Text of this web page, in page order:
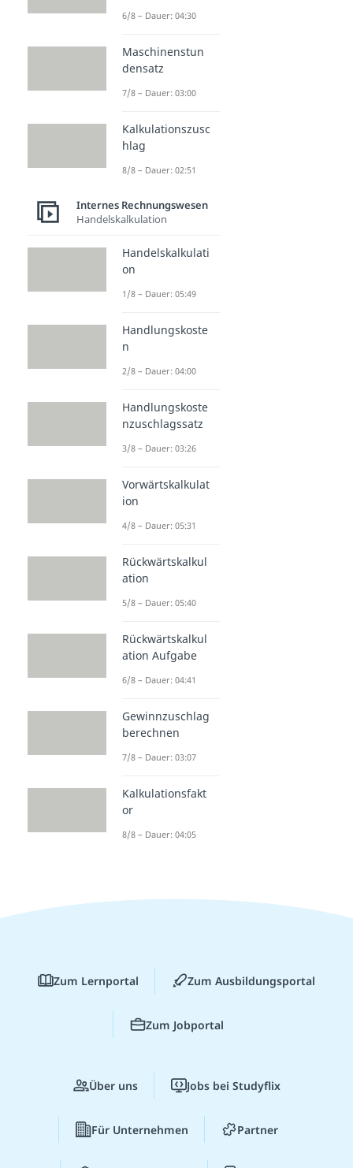
6/8 – Dauer: 04:30
Maschinenstun
densatz
7/8 – Dauer: 03:00
Kalkulationszusc
hlag
8/8 – Dauer: 02:51
Internes Rechnungswesen
Handelskalkulation
Handelskalkulati
on
1/8 – Dauer: 05:49
Handlungskoste
n
2/8 – Dauer: 04:00
Handlungskoste
nzuschlagssatz
3/8 – Dauer: 03:26
Vorwärtskalkulat
ion
4/8 – Dauer: 05:31
Rückwärtskalkul
ation
5/8 – Dauer: 05:40
Rückwärtskalkul
ation Aufgabe
6/8 – Dauer: 04:41
Gewinnzuschlag
berechnen
7/8 – Dauer: 03:07
Kalkulationsfakt
or
8/8 – Dauer: 04:05
Zum Lernportal Zum Ausbildungsportal
Zum Jobportal
Über uns Jobs bei Studyflix
Für Unternehmen Partner